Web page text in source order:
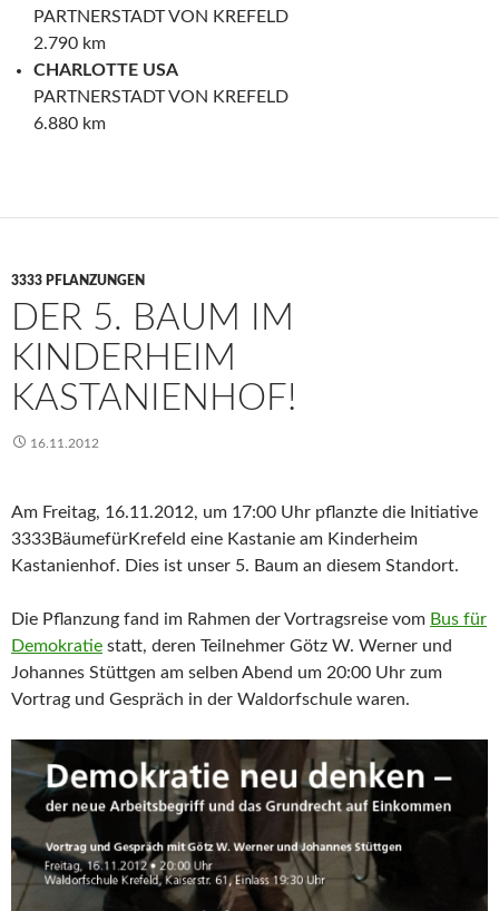
PARTNERSTADT VON KREFELD
2.790 km
CHARLOTTE USA
PARTNERSTADT VON KREFELD
6.880 km
3333 PFLANZUNGEN
DER 5. BAUM IM
KINDERHEIM
KASTANIENHOF!
16.11.2012
Am Freitag, 16.11.2012, um 17:00 Uhr pflanzte die Initiative
3333BäumefürKrefeld eine Kastanie am Kinderheim
Kastanienhof. Dies ist unser 5. Baum an diesem Standort.
Die Pflanzung fand im Rahmen der Vortragsreise vom Bus für
Demokratie statt, deren Teilnehmer Götz W. Werner und
Johannes Stüttgen am selben Abend um 20:00 Uhr zum
Vortrag und Gespräch in der Waldorfschule waren.